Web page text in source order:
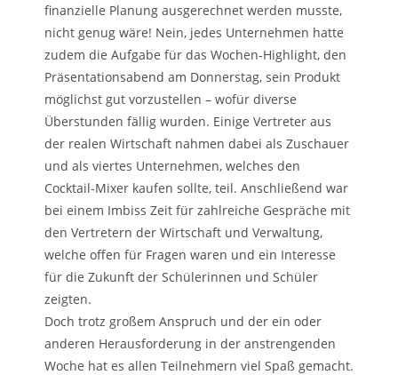
finanzielle Planung ausgerechnet werden musste,
nicht genug wäre! Nein, jedes Unternehmen hatte
zudem die Aufgabe für das Wochen-Highlight, den
Präsentationsabend am Donnerstag, sein Produkt
möglichst gut vorzustellen – wofür diverse
Überstunden fällig wurden. Einige Vertreter aus
der realen Wirtschaft nahmen dabei als Zuschauer
und als viertes Unternehmen, welches den
Cocktail-Mixer kaufen sollte, teil. Anschließend war
bei einem Imbiss Zeit für zahlreiche Gespräche mit
den Vertretern der Wirtschaft und Verwaltung,
welche offen für Fragen waren und ein Interesse
für die Zukunft der Schülerinnen und Schüler
zeigten.
Doch trotz großem Anspruch und der ein oder
anderen Herausforderung in der anstrengenden
Woche hat es allen Teilnehmern viel Spaß gemacht.